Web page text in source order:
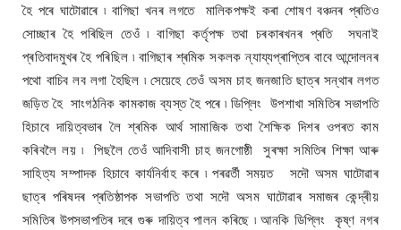
হৈ পৰে ঘাটোৱাৰে ৷ বাগিছা খনৰ লগতে মালিকপক্ষই কৰা শোষণ বঞ্চনৰ প্ৰতিও
সোচ্ছাৰ হৈ পৰিছিল তেওঁ ৷ বাগিছা কৰ্তৃপক্ষ তথা চৰকাৰখনৰ প্ৰতি সঘনাই
প্ৰতিবাদমুখৰ হৈ পৰিছিল ৷ বাগিছাৰ শ্ৰমিক সকলক ন্যায্যপ্ৰাপ্তিৰ বাবে আন্দোলনৰ
পথো বাচিব লব লগা হৈছিল ৷ সেয়েহে তেওঁ অসম চাহ জনজাতি ছাত্ৰ সন্থাৰ লগত
জড়িত হৈ সাংগঠনিক কামকাজ ব্যস্ত হৈ পৰে ৷ ডিপ্লিং উপশাখা সমিতিৰ সভাপতি
হিচাবে দায়িত্বভাৰ লৈ শ্ৰমিক আৰ্থ সামাজিক তথা শৈক্ষিক দিশৰ ওপৰত কাম
কৰিবলৈ লয় ৷ পিছলৈ তেওঁ আদিবাসী চাহ জনগোষ্ঠী সুৰক্ষা সমিতিৰ শিক্ষা আৰু
সাহিত্য সম্পাদক হিচাবে কাৰ্যনিৰ্বাহ কৰে ৷ পৰৱৰ্তী সময়ত সদৌ অসম ঘাটোৱাৰ
ছাত্ৰ পৰিষদৰ প্ৰতিষ্ঠাপক সভাপতি তথা সদৌ অসম ঘাটোৱাৰ সমাজৰ কেন্দ্ৰীয়
সমিতিৰ উপসভাপতিৰ দৰে গুৰু দায়িত্ব পালন কৰিছে ৷ আনকি ডিপ্লিং কৃষ্ণ নগৰ